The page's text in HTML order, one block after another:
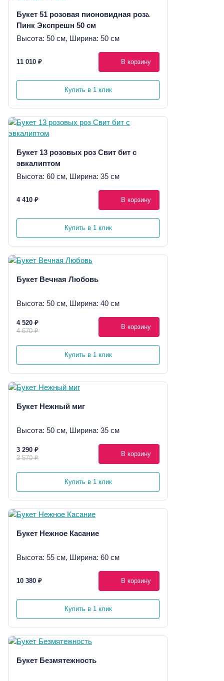
Букет 51 розовая пионовидная роза
Пинк Экспрешн 50 см
Высота: 50 см, Ширина: 50 см
11 010 ₽ В корзину
Купить в 1 клик
Букет 13 розовых роз Свит бит с
эвкалиптом
Высота: 60 см, Ширина: 35 см
4 410 ₽ В корзину
Купить в 1 клик
Букет Вечная Любовь
Высота: 50 см, Ширина: 40 см
4 520 ₽
4 670 ₽
В корзину
Купить в 1 клик
Букет Нежный миг
Высота: 50 см, Ширина: 35 см
3 290 ₽
3 570 ₽
В корзину
Купить в 1 клик
Букет Нежное Касание
Высота: 55 см, Ширина: 60 см
10 380 ₽ В корзину
Купить в 1 клик
Букет Безмятежность